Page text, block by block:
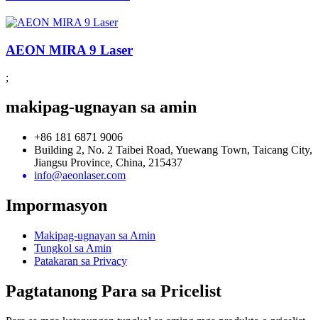
AEON MIRA 9 Laser
;
makipag-ugnayan sa amin
+86 181 6871 9006
Building 2, No. 2 Taibei Road, Yuewang Town, Taicang City,
Jiangsu Province, China, 215437
info@aeonlaser.com
Impormasyon
Makipag-ugnayan sa Amin
Tungkol sa Amin
Patakaran sa Privacy
Pagtatanong Para sa Pricelist